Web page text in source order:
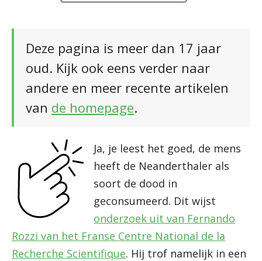
Deze pagina is meer dan 17 jaar
oud. Kijk ook eens verder naar
andere en meer recente artikelen
van de homepage.
Ja, je leest het goed, de mens
heeft de Neanderthaler als
soort de dood in
geconsumeerd. Dit wijst
onderzoek uit van Fernando
Rozzi van het Franse Centre National de la
Recherche Scientifique. Hij trof namelijk in een